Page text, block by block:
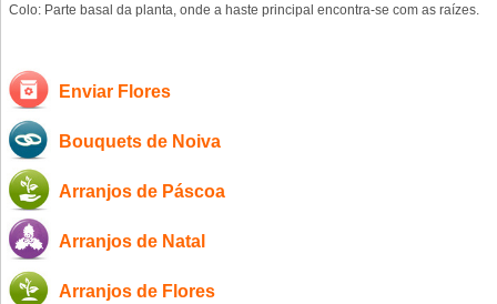
Colo: Parte basal da planta, onde a haste principal encontra-se com as raízes.
Enviar Flores
Bouquets de Noiva
Arranjos de Páscoa
Arranjos de Natal
Arranjos de Flores